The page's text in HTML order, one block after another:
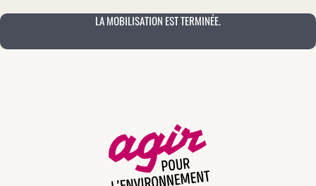
LA MOBILISATION EST TERMINÉE.